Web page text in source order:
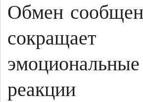
Обмен
сокращает
эмоциональные
реакции